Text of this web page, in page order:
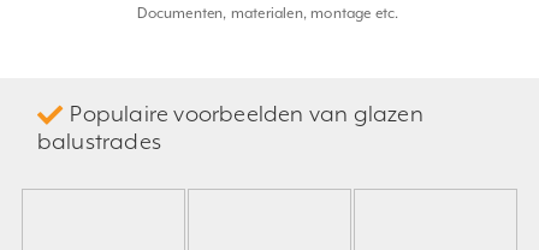
Documenten, materialen, montage etc.
Populaire voorbeelden van glazen
balustrades